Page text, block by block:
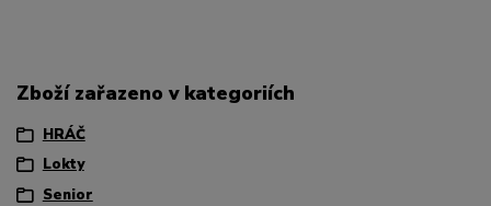
Zboží zařazeno v kategoriích
HRÁČ
Lokty
Senior